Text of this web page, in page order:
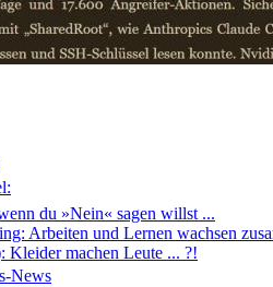
du »Nein« sagen willst ...
Arbeiten und Lernen wachsen
Kleider machen Leute ... ?!
News